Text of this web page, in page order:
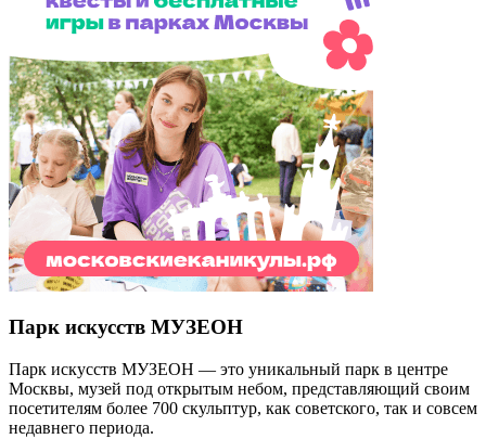
Парк искусств МУЗЕОН
Парк искусств МУЗЕОН — это уникальный парк в центре
Москвы, музей под открытым небом, представляющий своим
посетителям более 700 скульптур, как советского, так и совсем
недавнего периода.